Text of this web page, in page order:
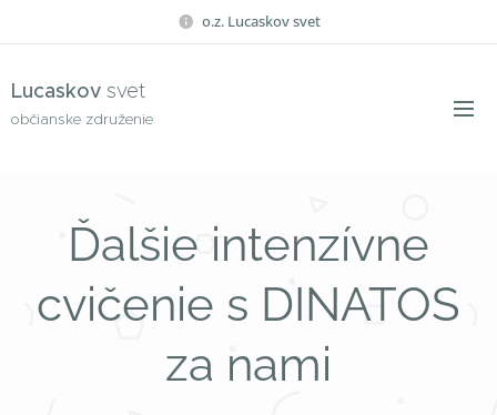
o.z. Lucaskov svet
Lucaskov svet
občianske združenie
Ďalšie intenzívne
cvičenie s DINATOS
za nami